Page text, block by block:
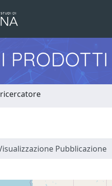
Pubblicazione